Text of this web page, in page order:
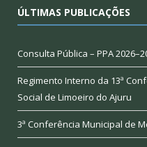
ÚLTIMAS PUBLICAÇÕES
Consulta Pública – PPA
Regimento Interno da 13ª
Social de Limoeiro do Ajuru
3ª Conferência Municipal de